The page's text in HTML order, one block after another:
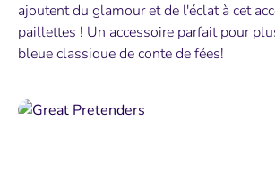
ajoutent du glamour et de l'éclat à cet
paillettes ! Un accessoire parfait pour
bleue classique de conte de fées!